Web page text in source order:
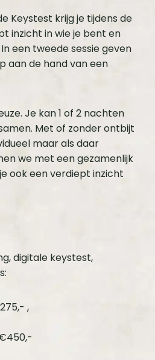
Keystest krijg je tijdens de
inzicht in wie je bent en
een tweede sessie geven
aan de hand van een
Je kan 1 of 2 nachten
Met of zonder ontbijt
maar als daar
we met een gezamenlijk
ook een verdiept inzicht
digitale keystest,
,